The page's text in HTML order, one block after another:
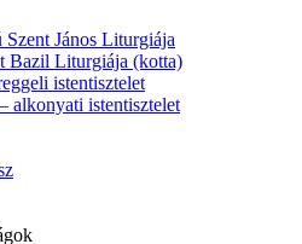
Szent János Liturgiája
Bazil Liturgiája (kotta)
istentisztelet
alkonyati istentisztelet